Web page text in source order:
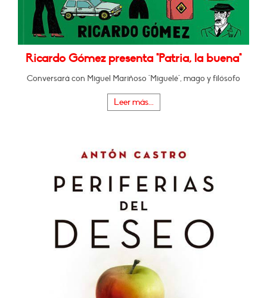
Ricardo Gómez presenta "Patria, la buena"
Conversará con Miguel Mariñoso "Miguelé", mago y filósofo
Leer más...